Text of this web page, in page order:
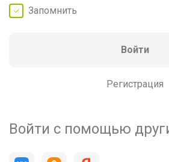
Запомнить
Войти
Регистрация
Войти с помощью